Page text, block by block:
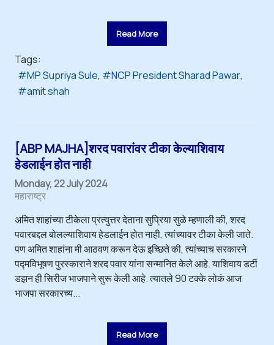
Read More
Tags:
MP Supriya Sule
NCP President Sharad Pawar
amit shah
[ABP MAJHA]शरद पवारांवर टीका केल्याशिवाय
हेडलाईन होत नाही
Monday, 22 July 2024
महाराष्ट्र
अमित शाहांच्या टीकेला प्रत्युत्तर देताना सुप्रिया सुळे म्हणाली की, शरद
पवारबद्दल बोलल्याशिवाय हेडलाईन होत नाही, त्यांच्यावर टीका केली जाते.
पण अमित शाहांना मी आठवण करून देऊ इच्छिते की, त्यांच्याच सरकारने
पद्मविभूषण पुरस्काराने शरद पवार यांना सन्मानित केले आहे. याशिवाय डर्टी
डझन ही सिरीज भाजपाने सुरू केली आहे. त्यातले 90 टक्के लोकं आज
भाजपा सरकारच्य...
Read More